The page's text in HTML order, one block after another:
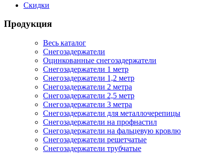
Скидки
Продукция
Весь каталог
Снегозадержатели
Оцинкованные снегозадержатели
Снегозадержатели 1 метр
Снегозадержатели 1,2 метр
Снегозадержатели 2 метра
Снегозадержатели 2,5 метр
Снегозадержатели 3 метра
Снегозадержатели для металлочерепицы
Снегозадержатели на профнастил
Снегозадержатели на фальцевую кровлю
Снегозадержатели решетчатые
Снегозадержатели трубчатые